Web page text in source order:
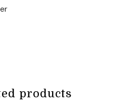
products